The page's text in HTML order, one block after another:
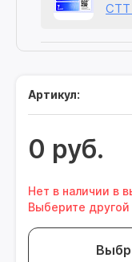
СТТ
Артикул:
0 руб.
Нет в наличии в
Выберите другой